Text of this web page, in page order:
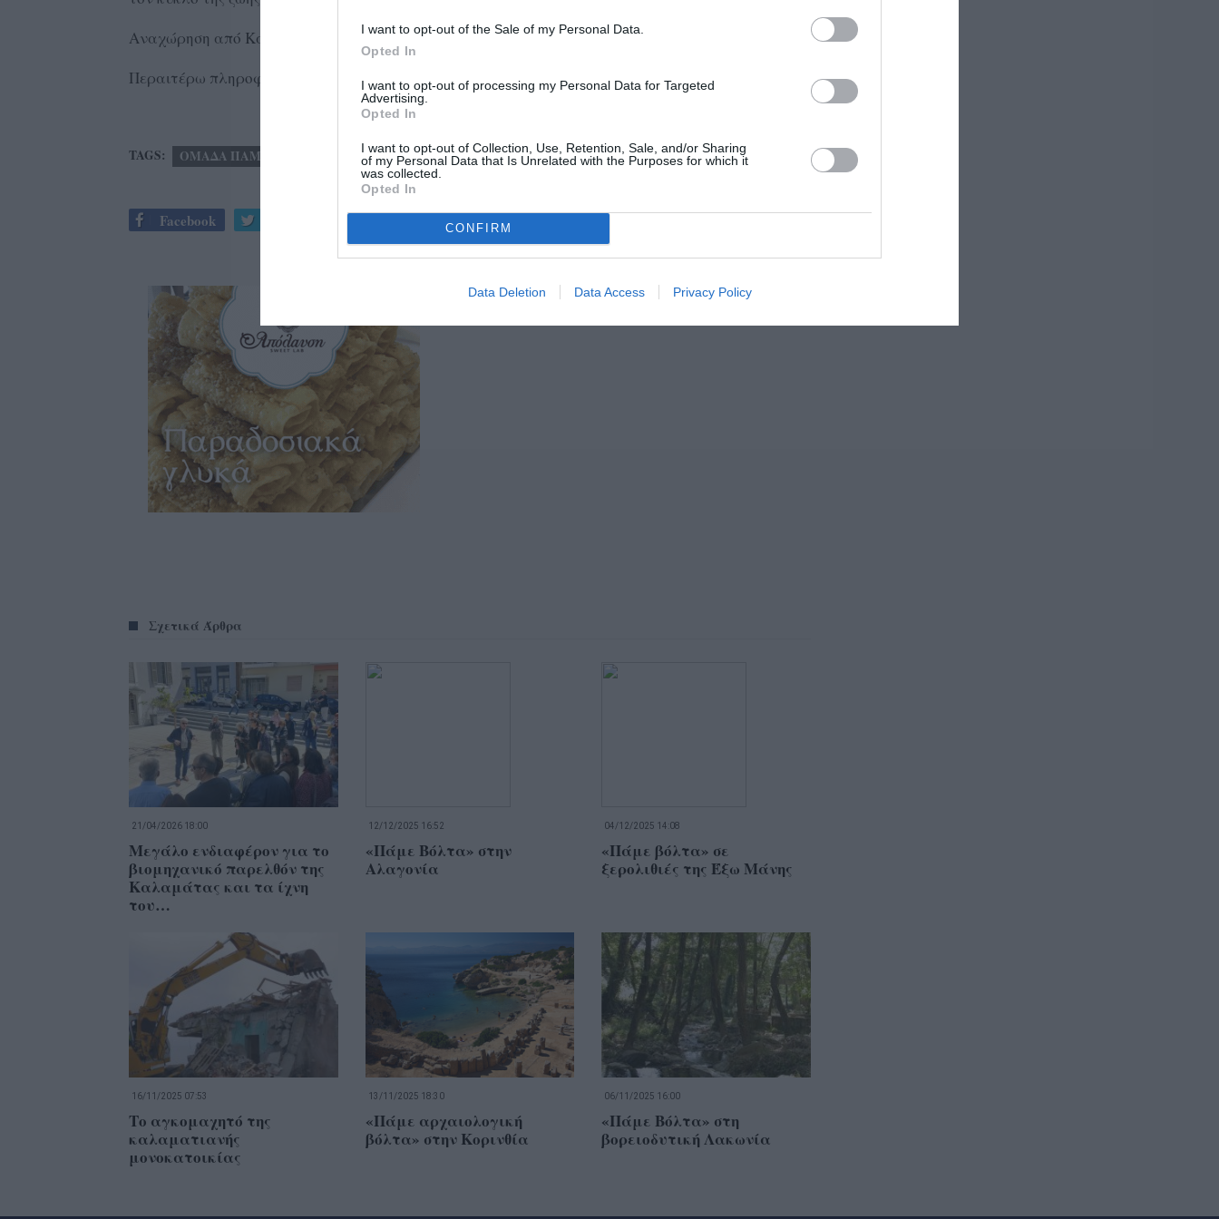
I want to opt-out of the Sale of my Personal Data.
Opted In
I want to opt-out of processing my Personal Data for Targeted
Advertising.
Opted In
I want to opt-out of Collection, Use, Retention, Sale, and/or Sharing
of my Personal Data that Is Unrelated with the Purposes for which it
was collected.
Opted In
CONFIRM
Data Deletion Data Access Privacy Policy
Αναχώρηση από Καλαμάτα στις 6.00 μ.μ.
Περαιτέρω πληροφορίες στο τηλέφωνο: 6970-347650.
TAGS: ΟΜΑΔΑ ΠΑΜΕ ΒΟΛΤΑ
Facebook
Σχετικά Άρθρα
21/04/2026 18:00
Μεγάλο ενδιαφέρον για το
βιομηχανικό παρελθόν της
Καλαμάτας και τα ίχνη
του…
12/12/2025 16:52
«Πάμε Βόλτα» στην
Αλαγονία
04/12/2025 14:08
«Πάμε βόλτα» σε
ξερολιθιές της Έξω Μάνης
16/11/2025 07:53
Το αγκομαχητό της
καλαματιανής
μονοκατοικίας
13/11/2025 18:30
«Πάμε αρχαιολογική
βόλτα» στην Κορινθία
06/11/2025 16:00
«Πάμε Βόλτα» στη
βορειοδυτική Λακωνία